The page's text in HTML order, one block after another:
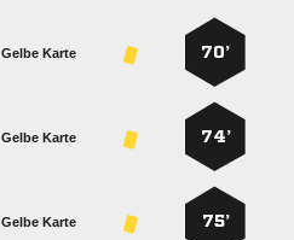
70’
Gelbe Karte
74’
Gelbe Karte
75’
Gelbe Karte